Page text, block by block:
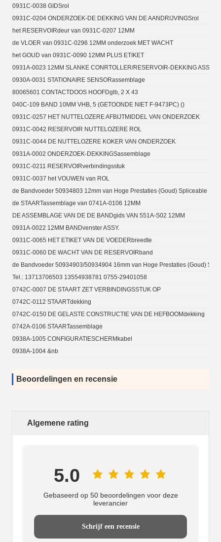
0931C-0038 GIDSrol
0931C-0204 ONDERZOEK-DE DEKKING VAN DE AANDRIJVINGSrol
het RESERVOIRdeur van 0931C-0207 12MM
de VLOER van 0931C-0296 12MM onderzoek MET WACHT
het GOUD van 0931C-0090 12MM PLUS ETIKET
0931A-0023 12MM SLANKE CONRTOLLER/RESERVOIR-DEKKING ASSY
0930A-0031 STATIONAIRE SENSORassemblage
80065601 CONTACTDOOS HOOFDglb, 2 X 43
040C-109 BAND 10MM VHB, 5 (GETOONDE NIET F-9473PC) ()
0931C-0257 HET NUTTELOZERE AFBIJTMIDDEL VAN ONDERZOEK
0931C-0042 RESERVOIR NUTTELOZERE ROL
0931C-0044 DE NUTTELOZERE KOKER VAN ONDERZOEK
0931A-0002 ONDERZOEK-DEKKINGSassemblage
0931C-0211 RESERVOIRverbindingsstuk
0931C-0037 het VOUWEN van ROL
de Bandvoeder 50934803 12mm van Hoge Prestaties (Goud) Spliceable
de STAARTassemblage van 0741A-0106 12MM
DE ASSEMBLAGE VAN DE DE BANDgids VAN 551A-S02 12MM
0931A-0022 12MM BANDvenster ASSY.
0931C-0065 HET ETIKET VAN DE VOEDERbreedte
0931C-0060 DE WACHT VAN DE RESERVOIRband
de Bandvoeder 50934903/50934904 16mm van Hoge Prestaties (Goud)
Tel.: 13713706503 13554938781 0755-29401058
0742C-0007 DE STAART ZET VERBINDINGSSTUK OP
0742C-0112 STAARTdekking
0742C-0150 DE GELASTE CONSTRUCTIE VAN DE HEFBOOMdekking
0742A-0106 STAARTassemblage
0938A-1005 CONFIGURATIESCHERMkabel
0938A-1004 &nb
Beoordelingen en recensie
Algemene rating
5.0
Gebaseerd op 50 beoordelingen voor deze
leverancier
Schrijf een recensie